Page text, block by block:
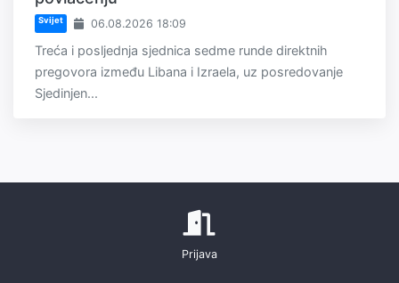
Svijet 06.08.2026 18:09
Treća i posljednja sjednica sedme runde direktnih
pregovora između Libana i Izraela, uz posredovanje
Sjedinjen...
Prijava